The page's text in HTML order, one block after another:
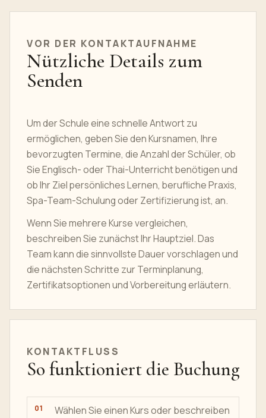
VOR DER KONTAKTAUFNAHME
Nützliche Details zum
Senden
Um der Schule eine schnelle Antwort zu
ermöglichen, geben Sie den Kursnamen, Ihre
bevorzugten Termine, die Anzahl der Schüler, ob
Sie Englisch- oder Thai-Unterricht benötigen und
ob Ihr Ziel persönliches Lernen, berufliche Praxis,
Spa-Team-Schulung oder Zertifizierung ist, an.
Wenn Sie mehrere Kurse vergleichen,
beschreiben Sie zunächst Ihr Hauptziel. Das
Team kann die sinnvollste Dauer vorschlagen und
die nächsten Schritte zur Terminplanung,
Zertifikatsoptionen und Vorbereitung erläutern.
KONTAKTFLUSS
So funktioniert die Buchung
Wählen Sie einen Kurs oder beschreiben